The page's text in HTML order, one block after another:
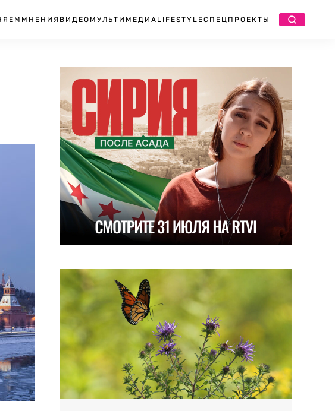
МНЕНИЯ ВИДЕО МУЛЬТИМЕДИА LIFESTYLEСПЕЦПРОЕКТЫ